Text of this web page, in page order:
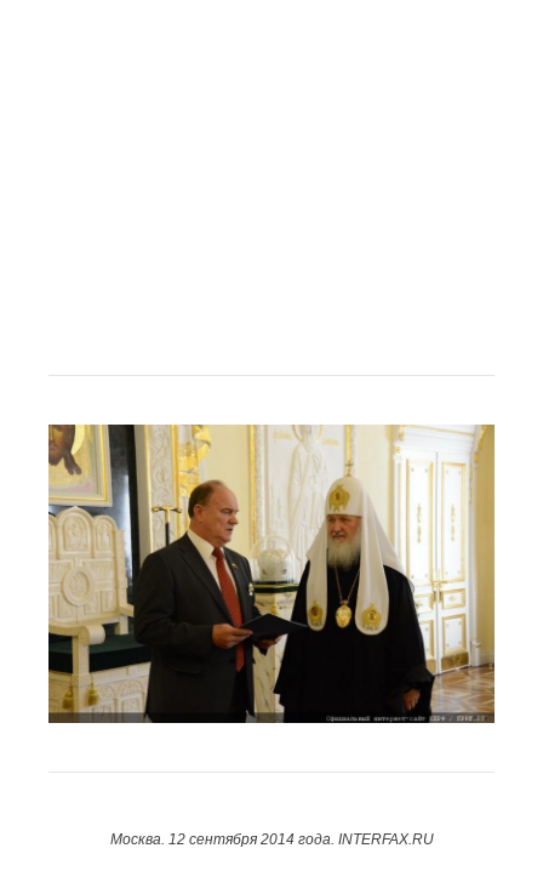
Москва. 12 сентября 2014 года. INTERFAX.RU